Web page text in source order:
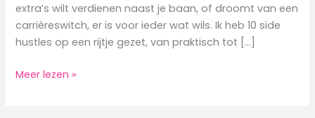
extra’s wilt verdienen naast je baan, of droomt van een
carrièreswitch, er is voor ieder wat wils. Ik heb 10 side
hustles op een rijtje gezet, van praktisch tot […]
10
Meer lezen »